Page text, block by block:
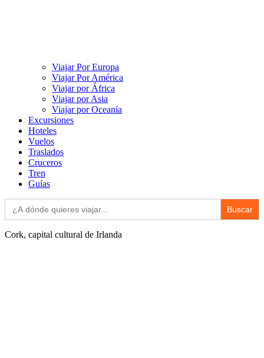
Viajar Por Europa
Viajar Por América
Viajar por África
Viajar por Asia
Viajar por Oceanía
Excursiones
Hoteles
Vuelos
Traslados
Cruceros
Tren
Guías
Buscar:
Cork, capital cultural de Irlanda